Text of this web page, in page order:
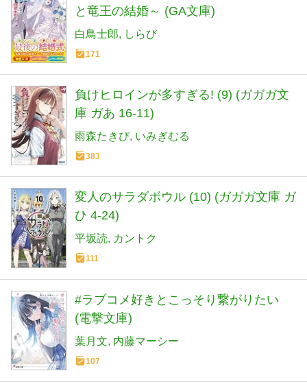
と竜王の結婚～ (GA文庫)
白鳥士郎 しらび
171
負けヒロインが多すぎる! (9) (ガガガ文
庫 ガあ 16-11)
雨森たきび いみぎむる
383
変人のサラダボウル (10) (ガガガ文庫 ガ
ひ 4-24)
平坂読 カントク
111
#ラブコメ好きとこっそり繋がりたい
(電撃文庫)
葉月文 内藤マーシー
107